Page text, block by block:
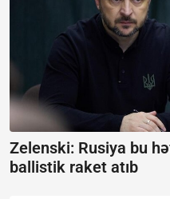
Zelenski: Rusiya bu
ballistik raket atıb